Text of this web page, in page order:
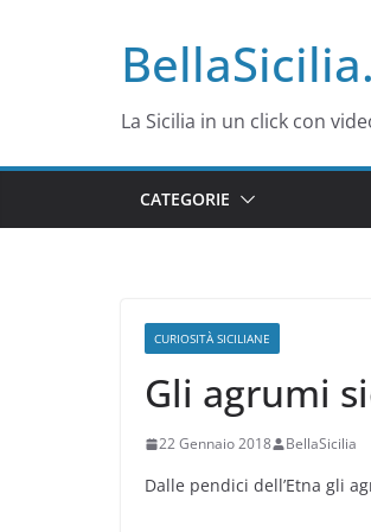
La Sicilia in un click con
CATEGORIE
CURIOSITÀ SICILIANE
Gli agrumi
22 Gennaio 2018 BellaSicilia
Dalle pendici dell’Etna gli